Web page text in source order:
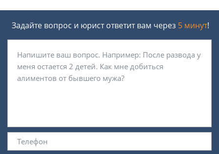
Задайте вопрос и юрист ответит вам через 5 минут!